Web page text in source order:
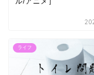
ライフ